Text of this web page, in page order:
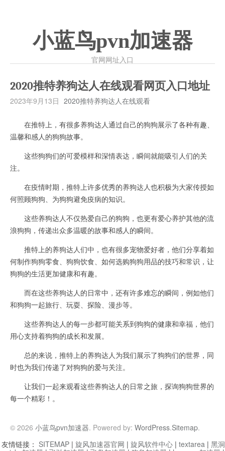
小蓝鸟pvn加速器
官网网址入口
2020推特养狗达人在线观看网页入口地址
2023年9月13日 2020推特养狗达人在线观看
在推特上，有很多养狗达人通过自己的狗狗展示了各种有趣、
温馨和感人的狗狗故事。
这些狗狗们的可爱模样和深情表达，瞬间就能吸引人们的关
注。
在疫情时期，推特上许多优秀的养狗达人也积极为大家传授如
何照顾狗狗、为狗狗避免疫病的知识。
这些养狗达人不仅热爱自己的狗狗，也更有爱心养护其他的流
浪狗狗，传递出众多温暖的故事和感人的瞬间。
推特上的养狗达人们中，也有很多宠物爱好者，他们分享着如
何制作狗狗零食、狗狗饮食、如何选购狗狗用品的技巧和常识，让
狗狗的生活更加健康和有趣。
而在这些养狗达人的日常中，还有许多难忘的瞬间，例如他们
和狗狗一起旅行、玩耍、探险、漫步等。
这些养狗达人的每一步都可能关系到狗狗的健康和幸福，他们
用心支持着狗狗的成长和发展。
总的来说，推特上的养狗达人为我们展示了狗狗们的世界，同
时也为我们传递了对狗狗的爱与关注。
让我们一起来观看这些养狗达人的日常之旅，探询狗狗世界的
每一个精彩！。
© 2026 小蓝鸟pvn加速器. Powered by: WordPress.Sitemap.
友情链接： SITEMAP | 旋风加速器官网 | 旋风软件中心 | textarea | 黑